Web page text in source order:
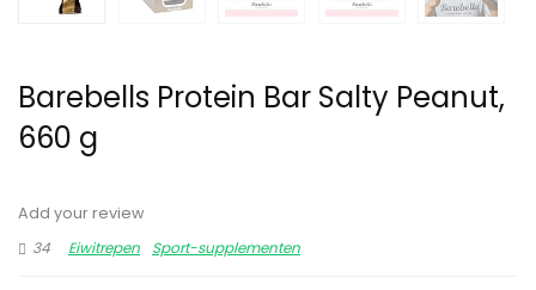
Barebells Protein Bar Salty Peanut,
660 g
Add your review
34
Eiwitrepen Sport-supplementen